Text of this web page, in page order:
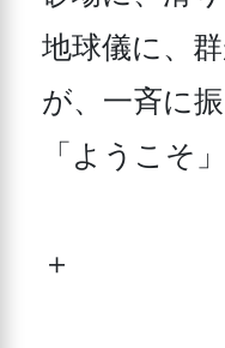
地球儀に、
が、一斉に振
「ようこそ」
＋